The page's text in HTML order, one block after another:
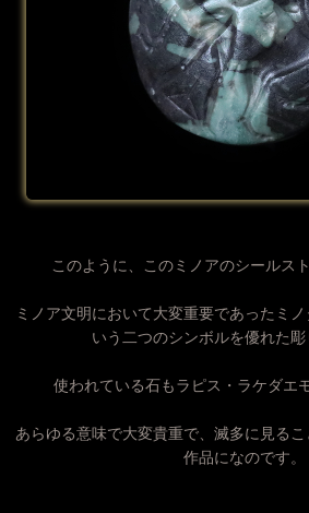
このように、このミノアのシールス
ミノア文明において大変重要であったミ
いう二つのシンボルを優れた彫
使われている石もラピス・ラケダエ
あらゆる意味で大変貴重で、滅多に見る
作品になのです。